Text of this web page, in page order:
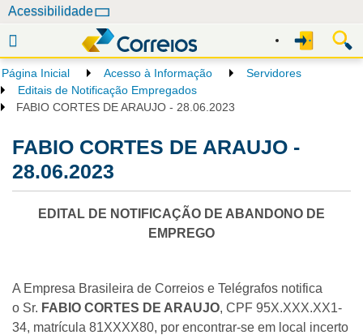
e
g
a
Acessibilidade
Página Inicial Acesso à Informação
Servidores
Editais de Notificação Empregados
FABIO CORTES DE ARAUJO - 28.06.2023
FABIO CORTES DE ARAUJO -
28.06.2023
EDITAL DE NOTIFICAÇÃO DE ABANDONO DE
EMPREGO
A Empresa Brasileira de Correios e Telégrafos notifica
o Sr. FABIO CORTES DE ARAUJO, CPF 95X.XXX.XX1-
34, matrícula 81XXXX80, por encontrar-se em local incerto